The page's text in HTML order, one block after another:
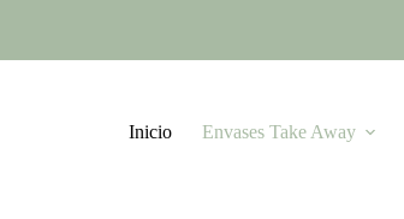
Inicio Envases Take Away